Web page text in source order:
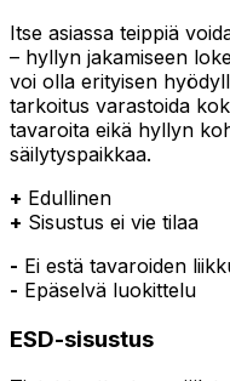
Itse asiassa teippiä
– hyllyn jakamiseen
voi olla erityisen
tarkoitus varastoida
tavaroita eikä hyllyn
säilytyspaikkaa.
+ Edullinen
+ Sisustus ei vie tilaa
- Ei estä tavaroiden
- Epäselvä luokittelu
ESD-sisustus